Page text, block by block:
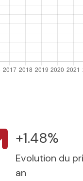
+1.48%
Evolution du
an